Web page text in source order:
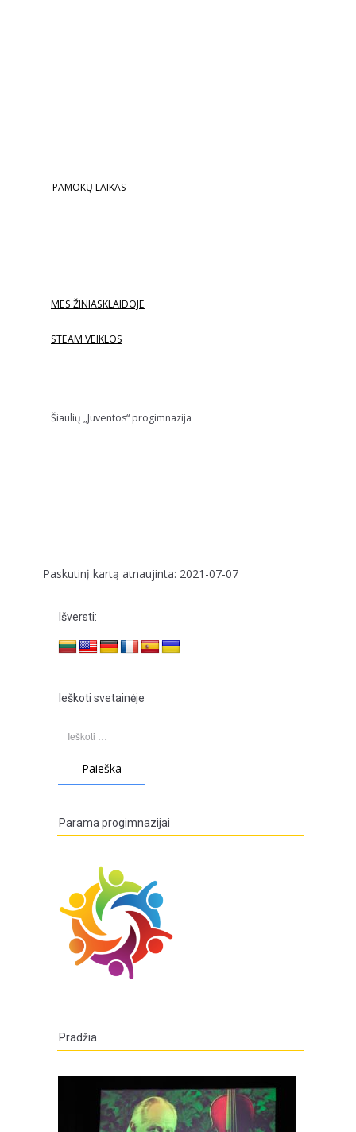
PAMOKŲ LAIKAS
MES ŽINIASKLAIDOJE
STEAM VEIKLOS
Šiaulių „Juventos“ progimnazija
Paskutinį kartą atnaujinta: 2021-07-07
Išversti:
Ieškoti svetainėje
Parama progimnazijai
Pradžia